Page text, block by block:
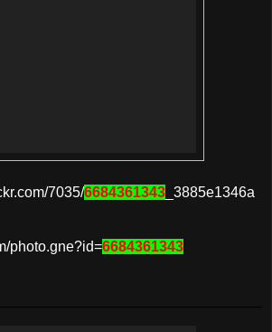
7035/6684361343 _3885e1346a
photo.gne?id=6684361343